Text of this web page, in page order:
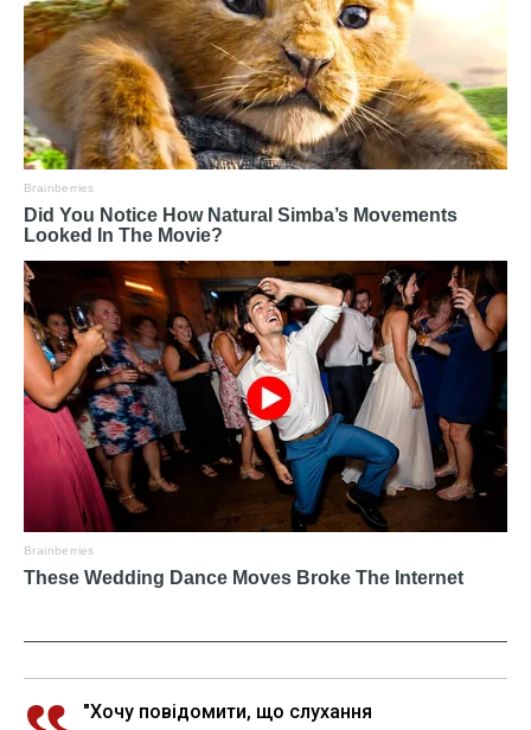
"Хочу повідомити, що слухання